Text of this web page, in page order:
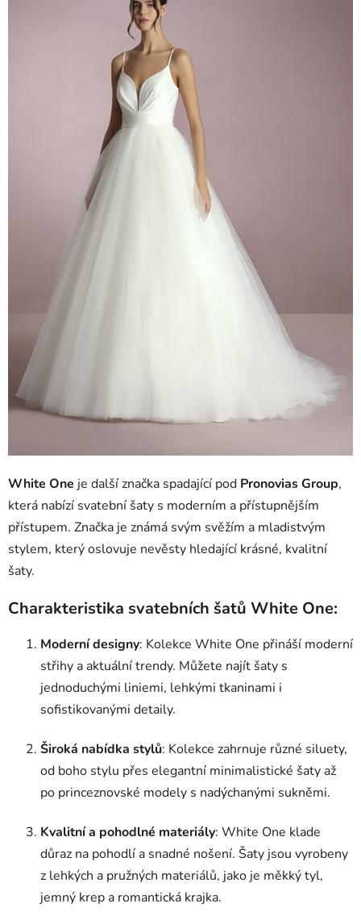
White One je další značka spadající pod Pronovias Group,
která nabízí svatební šaty s moderním a přístupnějším
přístupem. Značka je známá svým svěžím a mladistvým
stylem, který oslovuje nevěsty hledající krásné, kvalitní
šaty.
Charakteristika svatebních šatů White One:
Moderní designy: Kolekce White One přináší moderní
střihy a aktuální trendy. Můžete najít šaty s
jednoduchými liniemi, lehkými tkaninami i
sofistikovanými detaily.
Široká nabídka stylů: Kolekce zahrnuje různé siluety,
od boho stylu přes elegantní minimalistické šaty až
po princeznovské modely s nadýchanými sukněmi.
Kvalitní a pohodlné materiály: White One klade
důraz na pohodlí a snadné nošení. Šaty jsou vyrobeny
z lehkých a pružných materiálů, jako je měkký tyl,
jemný krep a romantická krajka.